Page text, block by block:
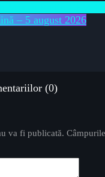
Mix la Radio CFM
– 5 august 2026
(0)
va fi publicată.